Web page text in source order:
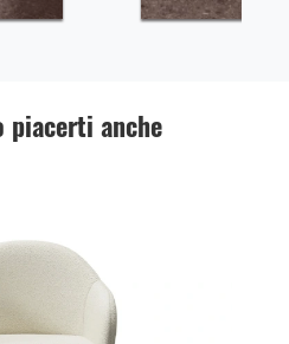
piacerti anche